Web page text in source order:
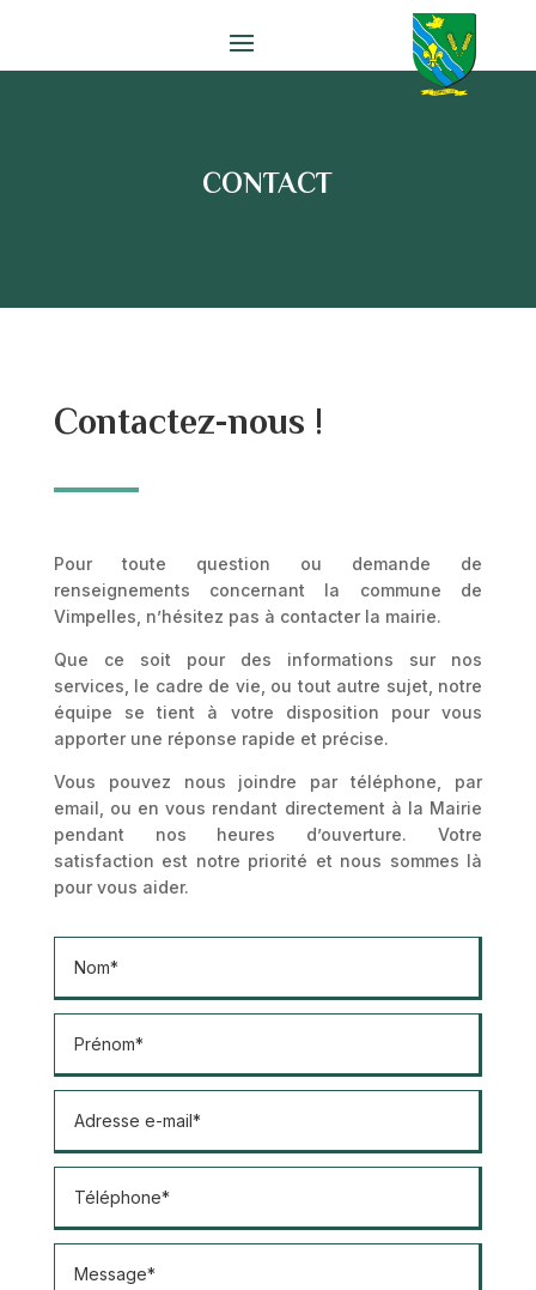
CONTACT
Contactez-nous !
Pour toute question ou demande de
renseignements concernant la commune de
Vimpelles, n’hésitez pas à contacter la mairie.
Que ce soit pour des informations sur nos
services, le cadre de vie, ou tout autre sujet, notre
équipe se tient à votre disposition pour vous
apporter une réponse rapide et précise.
Vous pouvez nous joindre par téléphone, par
email, ou en vous rendant directement à la Mairie
pendant nos heures d’ouverture. Votre
satisfaction est notre priorité et nous sommes là
pour vous aider.